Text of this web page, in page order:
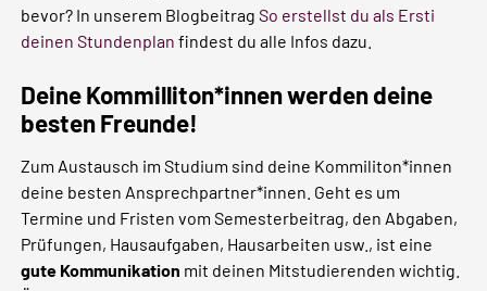
bevor? In unserem BlogbeitragSo erstellst du als Ersti
deinen Stundenplan findest du alle Infos dazu.
Deine Kommilliton*innen werden deine
besten Freunde!
Zum Austausch im Studium sind deine Kommiliton*innen
deine besten Ansprechpartner*innen. Geht es um
Termine und Fristen vom Semesterbeitrag, den Abgaben,
Prüfungen, Hausaufgaben, Hausarbeiten usw., ist eine
gute Kommunikation mit deinen Mitstudierenden wichtig.